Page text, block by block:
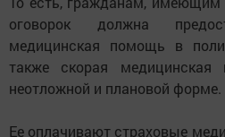
оговорок должна
медицинская помощь в
также скорая
неотложной и плановой форме.
Ее оплачивают страховые